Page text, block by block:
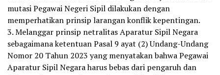
mutasi Pegawai Negeri Sipil dilakukan dengan
memperhatikan prinsip larangan konflik kepentingan.
3. Melanggar prinsip netralitas Aparatur Sipil Negara
sebagaimana ketentuan Pasal 9 ayat (2) Undang-Undang
Nomor 20 Tahun 2023 yang menyatakan bahwa Pegawai
Aparatur Sipil Negara harus bebas dari pengaruh dan